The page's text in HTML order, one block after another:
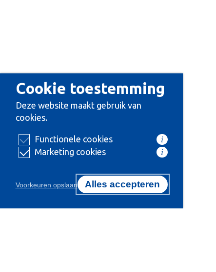
Cookie toestemming
Deze website maakt gebruik van
cookies.
Functionele cookies
i
Marketing cookies
i
Voorkeuren opslaan Alles accepteren